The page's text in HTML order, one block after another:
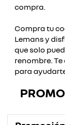
compra.
Compra tu
Lemans y
que solo
renombre.
para